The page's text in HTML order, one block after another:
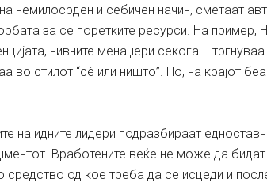
немилосрден и себичен начин, сметаат
за сe поретките ресурси. На пример,
нивните менаџери секогаш
во стилот “сè или ништо”. Но, на крајот
на идните лидери подразбираат
Вработените веќе не може да бидат
средство од кое треба да се исцеди и